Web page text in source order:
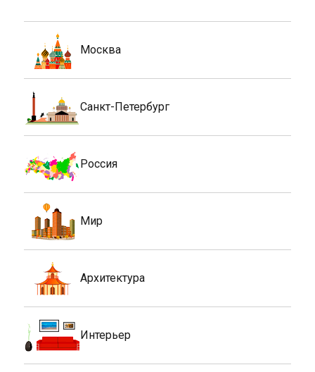
Москва
Санкт-Петербург
Россия
Мир
Архитектура
Интерьер